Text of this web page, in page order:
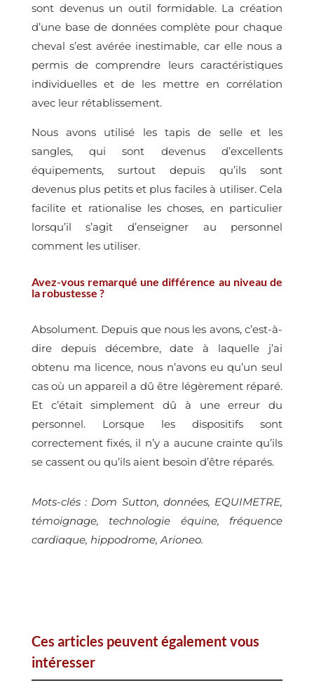
sont devenus un outil formidable. La création
d’une base de données complète pour chaque
cheval s’est avérée inestimable, car elle nous a
permis de comprendre leurs caractéristiques
individuelles et de les mettre en corrélation
avec leur rétablissement.
Nous avons utilisé les tapis de selle et les
sangles, qui sont devenus d’excellents
équipements, surtout depuis qu’ils sont
devenus plus petits et plus faciles à utiliser. Cela
facilite et rationalise les choses, en particulier
lorsqu’il s’agit d’enseigner au personnel
comment les utiliser.
Avez-vous remarqué une différence au niveau de
la robustesse ?
Absolument. Depuis que nous les avons, c’est-à-
dire depuis décembre, date à laquelle j’ai
obtenu ma licence, nous n’avons eu qu’un seul
cas où un appareil a dû être légèrement réparé.
Et c’était simplement dû à une erreur du
personnel. Lorsque les dispositifs sont
correctement fixés, il n’y a aucune crainte qu’ils
se cassent ou qu’ils aient besoin d’être réparés.
Mots-clés : Dom Sutton, données, EQUIMETRE,
témoignage, technologie équine, fréquence
cardiaque, hippodrome, Arioneo.
Ces articles peuvent également vous
intéresser